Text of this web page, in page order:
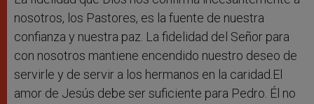
nosotros, los Pastores, es la fuente de nuestra
confianza y nuestra paz. La fidelidad del Señor para
con nosotros mantiene encendido nuestro deseo de
servirle y de servir a los hermanos en la caridad.El
amor de Jesús debe ser suficiente para Pedro. Él no